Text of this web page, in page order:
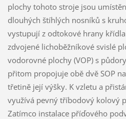
plochy tohoto stroje jsou
dlouhých štíhlých nosníků s
vystupují z odtokové hrany
zdvojené lichoběžníkové svislé
vodorovné plochy (VOP) s
přitom propojuje obě dvě SOP
třetině její výšky. K vzletu a
využívá pevný tříbodový kolový
Zatímco instalace příďového